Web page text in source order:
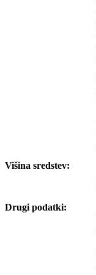
Višina sredstev:
Drugi podatki: